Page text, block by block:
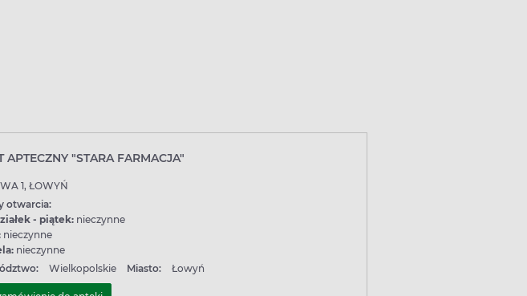
APTECZNY "STARA FARMACJA"
1, ŁOWYŃ
otwarcia:
- piątek: nieczynne
nieczynne
nieczynne
Wielkopolskie Miasto: Łowyń